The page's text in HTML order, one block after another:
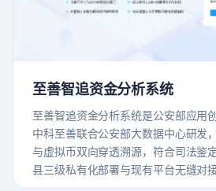
至善智追资金分析系统
至善智追资金分析系统是公安部应用
中科至善联合公安部大数据中心研发
与虚拟币双向穿透溯源，符合司法鉴
县三级私有化部署与现有平台无缝对